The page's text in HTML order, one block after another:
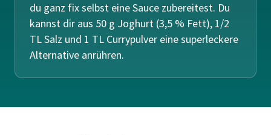
du ganz fix selbst eine Sauce zubereitest. Du
kannst dir aus 50 g Joghurt (3,5 % Fett), 1/2
TL Salz und 1 TL Currypulver eine superleckere
Alternative anrühren.